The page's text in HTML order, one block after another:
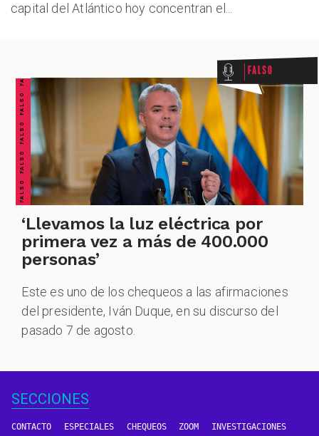
capital del Atlántico hoy concentran el...
FALSO FALSO FALSO FALSO FALSO FALSO FALSO Falso
‘Llevamos la luz eléctrica por
primera vez a más de 400.000
personas’
Este es uno de los chequeos a las afirmaciones
del presidente, Iván Duque, en su discurso del
pasado 7 de agosto.
SECCIONES
CONTACTO ESPECIALES CHEQUEOS ZOOM INVESTIGACIONES